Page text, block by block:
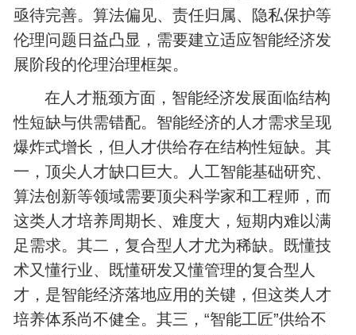
亟待完善。算法偏见、责任归属、隐私保护等
伦理问题日益凸显，需要建立适应智能经济发
展阶段的伦理治理框架。
在人才瓶颈方面，智能经济发展面临结构
性短缺与供需错配。智能经济的人才需求呈现
爆炸式增长，但人才供给存在结构性短缺。其
一，顶尖人才缺口巨大。人工智能基础研究、
算法创新等领域需要顶尖科学家和工程师，而
这类人才培养周期长、难度大，短期内难以满
足需求。其二，复合型人才尤为稀缺。既懂技
术又懂行业、既懂研发又懂管理的复合型人
才，是智能经济落地应用的关键，但这类人才
培养体系尚不健全。其三，“智能工匠”供给不